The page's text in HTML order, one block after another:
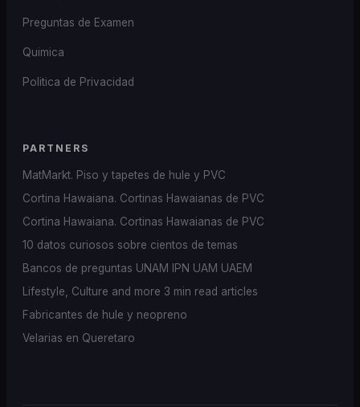
Preguntas de Examen
Quimica
Politica de Privacidad
PARTNERS
MatMarkt. Piso y tapetes de hule y PVC
Cortina Hawaiana. Cortinas Hawaianas de PVC
Cortina Hawaiana. Cortinas Hawaianas de PVC
10 datos curiosos sobre cientos de temas
Bancos de preguntas UNAM IPN UAM UAEM
Lifestyle, Culture and more 3 min read articles
Fabricantes de hule y neopreno
Velarias en Queretaro